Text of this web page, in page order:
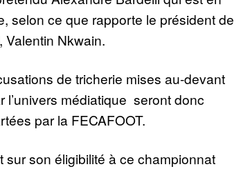
selon ce que rapporte le président de
Valentin Nkwain.
de tricherie mises au-devant
l’univers médiatique seront donc
par la FECAFOOT.
sur son éligibilité à ce championnat